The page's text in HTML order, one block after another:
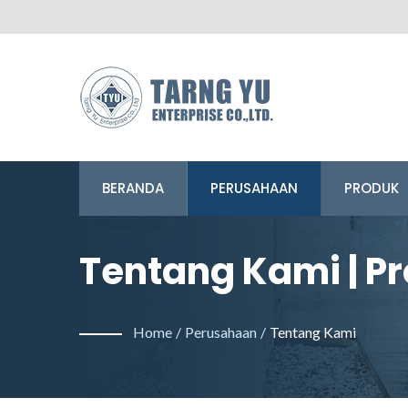
BERANDA PERUSAHAAN PRODUK
Tentang Kami |
Taiwan | Tarng
Home / Perusahaan / Tentang Kami